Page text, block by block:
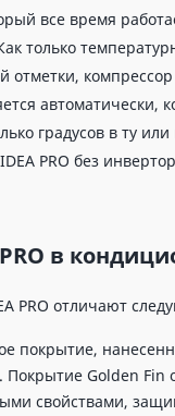
все время
только
отметки,
автоматически,
градусов в ту
PRO без
в
PRO отличают
покрытие,
Покрытие Golden Fin
свойствами,